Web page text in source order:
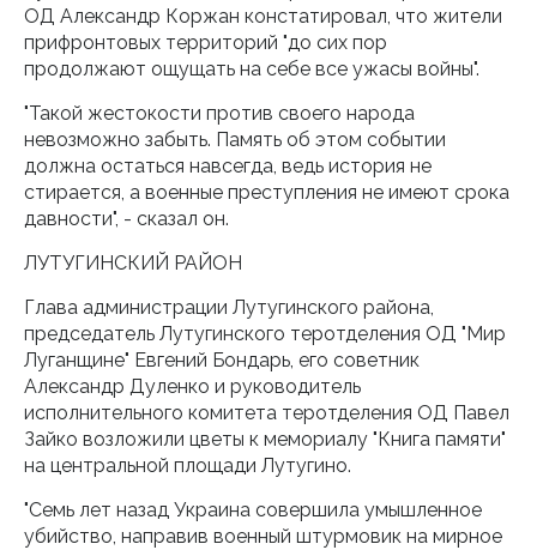
ОД Александр Коржан констатировал, что жители
прифронтовых территорий "до сих пор
продолжают ощущать на себе все ужасы войны".
"Такой жестокости против своего народа
невозможно забыть. Память об этом событии
должна остаться навсегда, ведь история не
стирается, а военные преступления не имеют срока
давности", - сказал он.
ЛУТУГИНСКИЙ РАЙОН
Глава администрации Лутугинского района,
председатель Лутугинского теротделения ОД "Мир
Луганщине" Евгений Бондарь, его советник
Александр Дуленко и руководитель
исполнительного комитета теротделения ОД Павел
Зайко возложили цветы к мемориалу "Книга памяти"
на центральной площади Лутугино.
"Семь лет назад Украина совершила умышленное
убийство, направив военный штурмовик на мирное